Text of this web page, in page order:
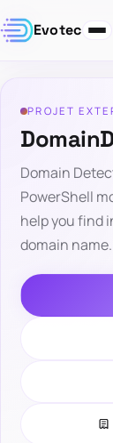
Evotec
PROJET
Domain
PowerShell
help you find
domain name.